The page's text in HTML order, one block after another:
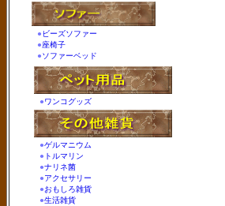
● ビーズソファー
●座椅子
●ソファーベッド
●ワンコグッズ
●ゲルマニウム
● トルマリン
●ナリネ菌
●アクセサリー
●おもしろ雑貨
●生活雑貨